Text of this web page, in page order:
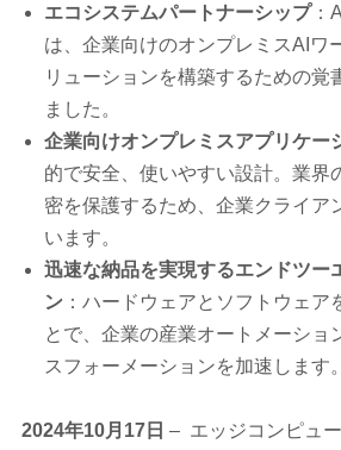
エコシステムパートナーシップ：
は、企業向けのオンプレミスAIワ
リューションを構築するための覚
ました。
企業向けオンプレミスアプリケー
的で安全、使いやすい設計。業界
密を保護するため、企業クライア
います。
迅速な納品を実現するエンドツー
ン：ハードウェアとソフトウェア
とで、企業の産業オートメーショ
スフォーメーションを加速します。
2024年10月17日 – エッジコンピュ